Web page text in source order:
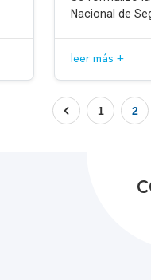
Nacional de
leer más +
1 2